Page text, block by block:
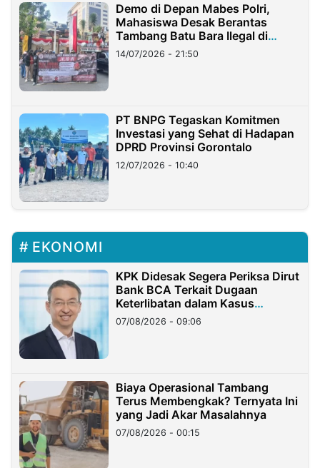
Demo di Depan Mabes Polri,
Mahasiswa Desak Berantas
Tambang Batu Bara Ilegal di
Lampung
14/07/2026 - 21:50
PT BNPG Tegaskan Komitmen
Investasi yang Sehat di Hadapan
DPRD Provinsi Gorontalo
12/07/2026 - 10:40
EKONOMI
KPK Didesak Segera Periksa Dirut
Bank BCA Terkait Dugaan
Keterlibatan dalam Kasus
Hilangnya Dana Nasabah Rp2,58
Miliar
07/08/2026 - 09:06
Biaya Operasional Tambang
Terus Membengkak? Ternyata Ini
yang Jadi Akar Masalahnya
07/08/2026 - 00:15